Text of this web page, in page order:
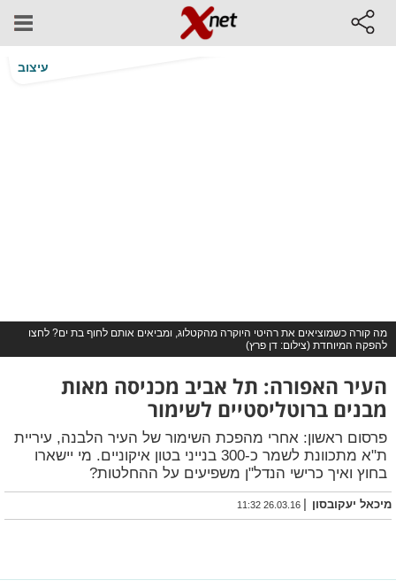
עיצוב
מה קורה כשמוציאים את רהיטי היוקרה מהקטלוג, ומביאים אותם לחוף בת ים? לחצו
להפקה המיוחדת (צילום: דן פרץ)
העיר האפורה: תל אביב מכניסה מאות
מבנים ברוטליסטיים לשימור
פרסום ראשון: אחרי מהפכת השימור של העיר הלבנה, עיריית
ת"א מתכוונת לשמר כ-300 בנייני בטון איקוניים. מי יישארו
בחוץ ואיך כרישי הנדל"ן משפיעים על ההחלטות?
מיכאל יעקובסון |
26.03.16 11:32